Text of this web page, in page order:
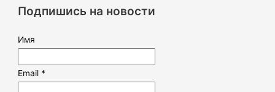
:Подпишись на новости
Имя
Email *